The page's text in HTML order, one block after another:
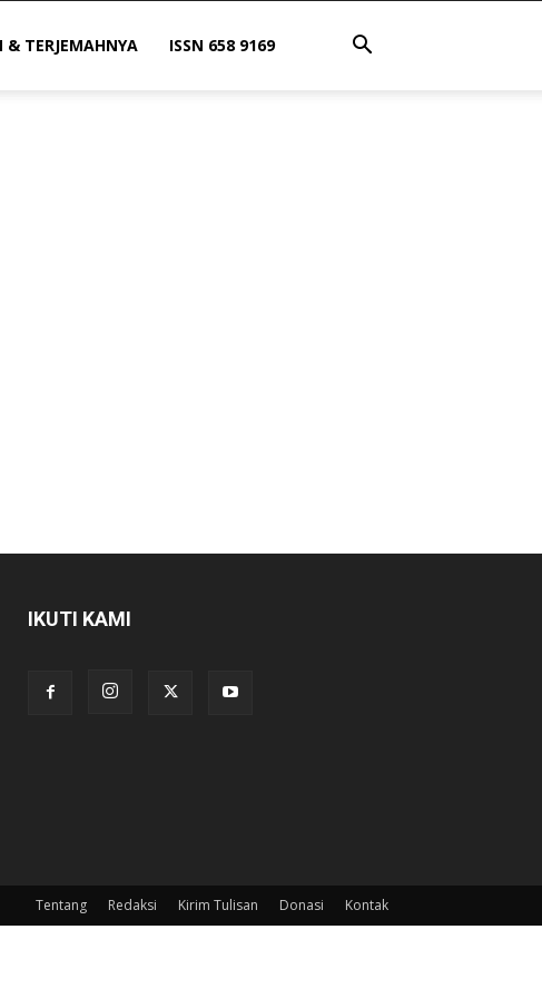
& TERJEMAHNYA ISSN 658 9169
IKUTI KAMI
Tentang Redaksi Kirim Tulisan Donasi Kontak